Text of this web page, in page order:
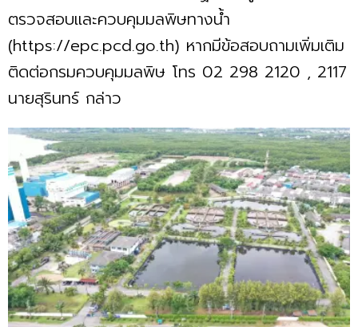
ตรวจสอบและควบคุมมลพิษทางน้ำ
(https://epc.pcd.go.th) หากมีข้อสอบถามเพิ่มเติม
ติดต่อกรมควบคุมมลพิษ โทร 02 298 2120 , 2117
นายสุรินทร์ กล่าว